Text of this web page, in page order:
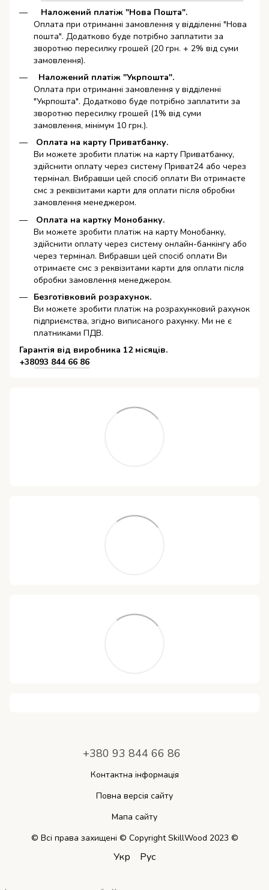
Наложений платіж "Нова Пошта".
Оплата при отриманні замовлення у відділенні "Нова
пошта". Додатково буде потрібно заплатити за
зворотню пересилку грошей (20 грн. + 2% від суми
замовлення).
Наложений платіж "Укрпошта".
Оплата при отриманні замовлення у відділенні
"Укрпошта". Додатково буде потрібно заплатити за
зворотню пересилку грошей (1% від суми
замовлення, мінімум 10 грн.).
Оплата на карту Приватбанку.
Ви можете зробити платіж на карту Приватбанку,
здійснити оплату через систему Приват24 або через
термінал. Вибравши цей спосіб оплати Ви отримаєте
смс з реквізитами карти для оплати після обробки
замовлення менеджером.
Оплата на картку Монобанку.
Ви можете зробити платіж на карту Монобанку,
здійснити оплату через систему онлайн-банкінгу або
через термінал. Вибравши цей спосіб оплати Ви
отримаєте смс з реквізитами карти для оплати після
обробки замовлення менеджером.
Безготівковий розрахунок.
Ви можете зробити платіж на розрахунковий рахунок
підприємства, згідно виписаного рахунку. Ми не є
платниками ПДВ.
Гарантія від виробника 12 місяців.
+38093 844 66 86
+380 93 844 66 86
Контактна інформація
Повна версія сайту
Мапа сайту
© Всі права захищені © Copyright SkillWood 2023 ©
Укр Рус